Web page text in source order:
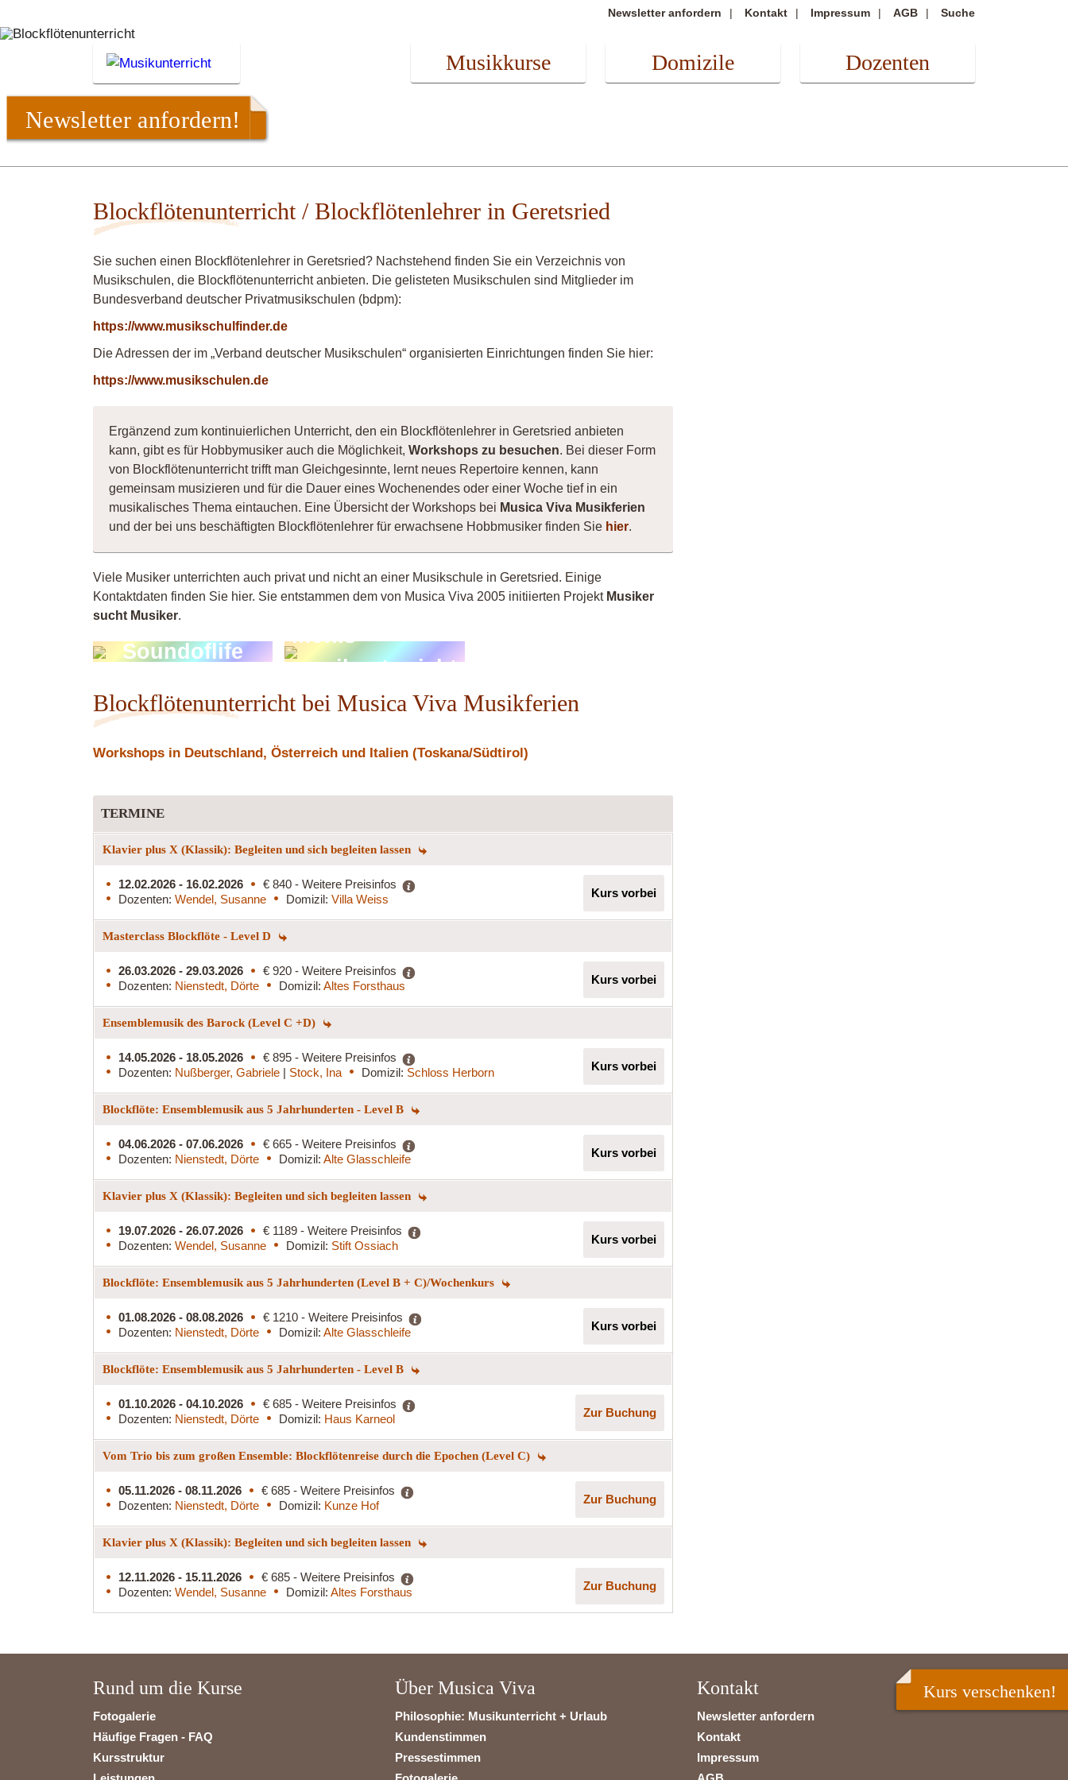
Newsletter anfordern Kontakt Impressum AGB Suche
Musikkurse Domizile Dozenten
Newsletter anfordern!
Blockflötenunterricht / Blockflötenlehrer in Geretsried
Sie suchen einen Blockflötenlehrer in Geretsried? Nachstehend finden Sie ein Verzeichnis von
Musikschulen, die Blockflötenunterricht anbieten. Die gelisteten Musikschulen sind Mitglieder im
Bundesverband deutscher Privatmusikschulen (bdpm):
https://www.musikschulfinder.de
Die Adressen der im „Verband deutscher Musikschulen“ organisierten Einrichtungen finden Sie hier:
https://www.musikschulen.de
Ergänzend zum kontinuierlichen Unterricht, den ein Blockflötenlehrer in Geretsried anbieten
kann, gibt es für Hobbymusiker auch die Möglichkeit, Workshops zu besuchen. Bei dieser Form
von Blockflötenunterricht trifft man Gleichgesinnte, lernt neues Repertoire kennen, kann
gemeinsam musizieren und für die Dauer eines Wochenendes oder einer Woche tief in ein
musikalisches Thema eintauchen. Eine Übersicht der Workshops bei Musica Viva Musikferien
und der bei uns beschäftigten Blockflötenlehrer für erwachsene Hobbmusiker finden Sie hier.
Viele Musiker unterrichten auch privat und nicht an einer Musikschule in Geretsried. Einige
Kontaktdaten finden Sie hier. Sie entstammen dem von Musica Viva 2005 initiierten Projekt Musiker
sucht Musiker.
Soundoflife
monis-
musikunterricht
Blockflötenunterricht bei Musica Viva Musikferien
Workshops in Deutschland, Österreich und Italien (Toskana/Südtirol)
TERMINE
Klavier plus X (Klassik): Begleiten und sich begleiten lassen
12.02.2026 - 16.02.2026
€ 840 - Weitere Preisinfos
Dozenten: Wendel, Susanne Domizil: Villa Weiss Kurs vorbei
Masterclass Blockflöte - Level D
26.03.2026 - 29.03.2026
€ 920 - Weitere Preisinfos
Dozenten: Nienstedt, Dörte Domizil: Altes Forsthaus Kurs vorbei
Ensemblemusik des Barock (Level C +D)
14.05.2026 - 18.05.2026
€ 895 - Weitere Preisinfos
Dozenten: Nußberger, Gabriele | Stock, Ina Domizil: Schloss Herborn Kurs vorbei
Blockflöte: Ensemblemusik aus 5 Jahrhunderten - Level B
04.06.2026 - 07.06.2026
€ 665 - Weitere Preisinfos
Dozenten: Nienstedt, Dörte Domizil: Alte Glasschleife Kurs vorbei
Klavier plus X (Klassik): Begleiten und sich begleiten lassen
19.07.2026 - 26.07.2026
€ 1189 - Weitere Preisinfos
Dozenten: Wendel, Susanne Domizil: Stift Ossiach Kurs vorbei
Blockflöte: Ensemblemusik aus 5 Jahrhunderten (Level B + C)/Wochenkurs
01.08.2026 - 08.08.2026
€ 1210 - Weitere Preisinfos
Dozenten: Nienstedt, Dörte Domizil: Alte Glasschleife Kurs vorbei
Blockflöte: Ensemblemusik aus 5 Jahrhunderten - Level B
01.10.2026 - 04.10.2026
€ 685 - Weitere Preisinfos
Dozenten: Nienstedt, Dörte Domizil: Haus Karneol Zur Buchung
Vom Trio bis zum großen Ensemble: Blockflötenreise durch die Epochen (Level C)
05.11.2026 - 08.11.2026
€ 685 - Weitere Preisinfos
Dozenten: Nienstedt, Dörte Domizil: Kunze Hof Zur Buchung
Klavier plus X (Klassik): Begleiten und sich begleiten lassen
12.11.2026 - 15.11.2026
€ 685 - Weitere Preisinfos
Dozenten: Wendel, Susanne Domizil: Altes Forsthaus Zur Buchung
Rund um die Kurse
Fotogalerie
Häufige Fragen - FAQ
Kursstruktur
Über Musica Viva
Philosophie: Musikunterricht + Urlaub
Kundenstimmen
Pressestimmen
Kontakt
Newsletter anfordern
Kontakt
Impressum
Kurs verschenken!